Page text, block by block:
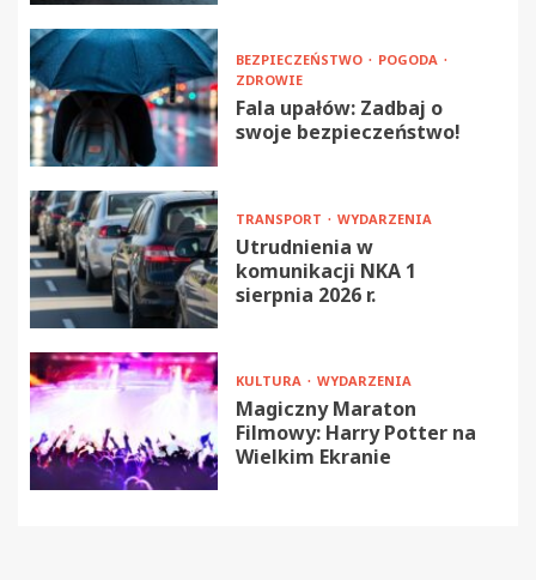
BEZPIECZEŃSTWO
POGODA
ZDROWIE
Fala upałów: Zadbaj o
swoje bezpieczeństwo!
TRANSPORT WYDARZENIA
Utrudnienia w
komunikacji NKA 1
sierpnia 2026 r.
KULTURA WYDARZENIA
Magiczny Maraton
Filmowy: Harry Potter na
Wielkim Ekranie